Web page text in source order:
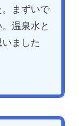
まずいで
温泉水と
ました